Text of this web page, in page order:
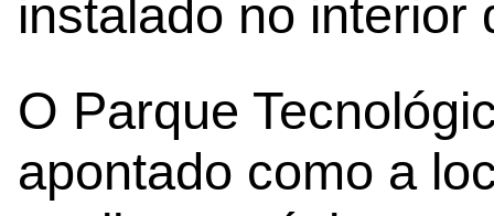
instalado no interior
O Parque
apontado como a